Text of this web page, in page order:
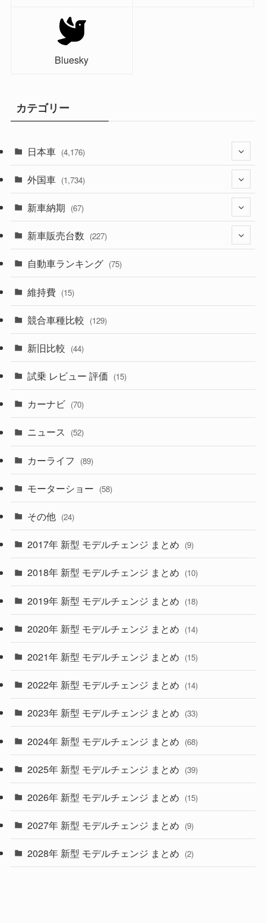
Bluesky
カテゴリー
日本車 (4,176)
(1,322)
(330)
(526)
(357)
(328)
(194)
(230)
(253)
外国車 (1,734)
(242)
(85)
(84)
(14)
(222)
(50)
(43)
(6)
(9)
(30)
(27)
(58)
(28)
(27)
(26)
(10)
(35)
(10)
(9)
(22)
(4)
(9)
(4)
(1)
新車納期 (67)
(28)
(8)
(3)
(3)
(5)
(1)
新車販売台数 (227)
(21)
(5)
(7)
(5)
自動車ランキング (75)
維持費 (15)
競合車種比較 (129)
新旧比較 (44)
試乗 レビュー 評価 (15)
カーナビ (70)
ニュース (52)
カーライフ (89)
モーターショー (58)
その他 (24)
2017年 新型 モデルチェンジ まとめ (9)
2018年 新型 モデルチェンジ まとめ (10)
2019年 新型 モデルチェンジ まとめ (18)
2020年 新型 モデルチェンジ まとめ (14)
2021年 新型 モデルチェンジ まとめ (15)
2022年 新型 モデルチェンジ まとめ (14)
2023年 新型 モデルチェンジ まとめ (33)
2024年 新型 モデルチェンジ まとめ (68)
2025年 新型 モデルチェンジ まとめ (39)
2026年 新型 モデルチェンジ まとめ (15)
2027年 新型 モデルチェンジ まとめ (9)
2028年 新型 モデルチェンジ まとめ (2)